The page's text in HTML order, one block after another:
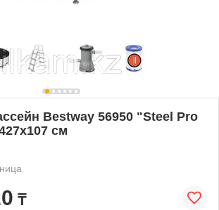
Bestway 56950 "Steel Pro
см
₸